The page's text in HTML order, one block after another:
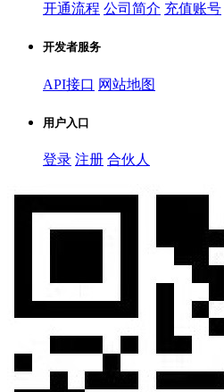
开通流程 公司简介 充值账号
开发者服务
API接口 网站地图
用户入口
登录 注册 合伙人